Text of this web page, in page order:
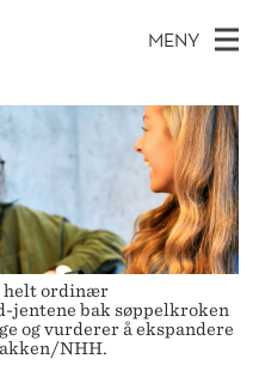
MENY
helt ordinær
jentene bak søppelkroken
og vurderer å ekspandere
NHH.